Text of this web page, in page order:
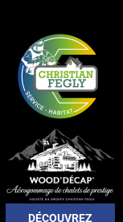
DÉCOUVREZ